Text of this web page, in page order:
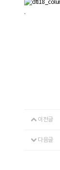
.
이전글
다음글